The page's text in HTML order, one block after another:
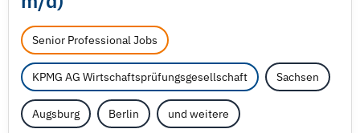
Senior Professional Jobs
KPMG AG Wirtschaftsprüfungsgesellschaft Sachsen
Augsburg Berlin und weitere